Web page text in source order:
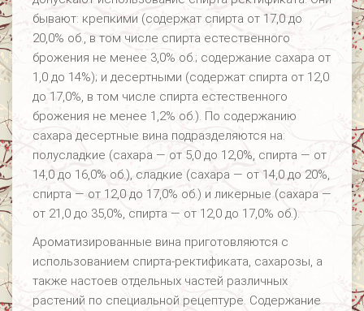
бывают: крепкими (содержат спирта от 17,0 до
20,0% об., в том числе спирта естественного
брожения не менее 3,0% об.; содержание сахара от
1,0 до 14%); и десертными (содержат спирта от 12,0
до 17,0%, в том числе спирта естественного
брожения не менее 1,2% об.). По содержанию
сахара десертные вина подразделяются на:
полусладкие (сахара — от 5,0 до 12,0%, спирта — от
14,0 до 16,0% об.), сладкие (сахара — от 14,0 до 20%,
спирта — от 12,0 до 17,0% об.) и ликерные (сахара —
от 21,0 до 35,0%, спирта — от 12,0 до 17,0% об.).
Ароматизированные вина приготовляются с
использованием спирта-ректификата, сахарозы, а
также настоев отдельных частей различных
растений по специальной рецептуре. Содержание